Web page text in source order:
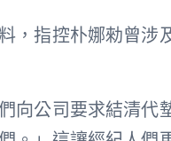
，指控朴娜勑曾涉
向公司要求結清代